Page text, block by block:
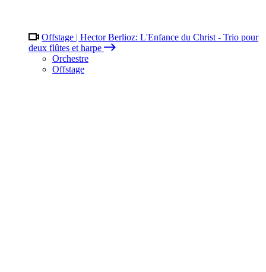
Offstage | Hector Berlioz: L'Enfance du Christ - Trio pour
deux flûtes et harpe
Orchestre
Offstage